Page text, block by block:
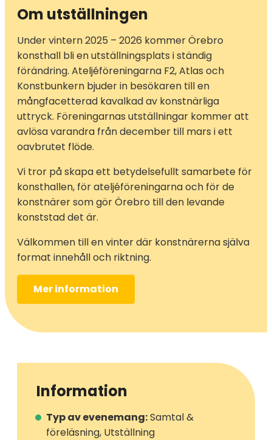
Om utställningen
Under vintern 2025 – 2026 kommer Örebro
konsthall bli en utställningsplats i ständig
förändring. Ateljéföreningarna F2, Atlas och
Konstbunkern bjuder in besökaren till en
mångfacetterad kavalkad av konstnärliga
uttryck. Föreningarnas utställningar kommer att
avlösa varandra från december till mars i ett
oavbrutet flöde.
Vi tror på skapa ett betydelsefullt samarbete för
konsthallen, för ateljéföreningarna och för de
konstnärer som gör Örebro till den levande
konststad det är.
Välkommen till en vinter där konstnärerna själva
format innehåll och riktning.
Mer information
Information
Typ av evenemang:Samtal &
föreläsning, Utställning